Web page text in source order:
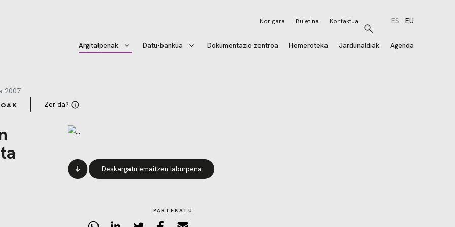
Bilatu
ES EU
Argitalpenak Datu-bankua Dokumentazio zentroa Hemeroteka Jardunaldiak Agenda
Nor gara Buletina Kontaktua
2007
Zer da?
Deskargatu emaitzen laburpena
PARTEKATU